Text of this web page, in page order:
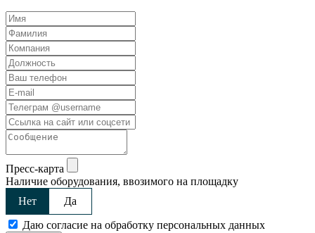
Пресс-карта
Наличие оборудования, ввозимого на площадку
Нет
Да
Даю согласие на обработку персональных данных